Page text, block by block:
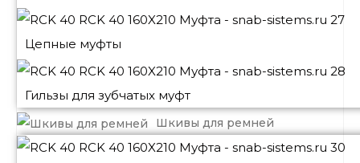
Цепные муфты
Гильзы для зубчатых муфт
Шкивы для ремней